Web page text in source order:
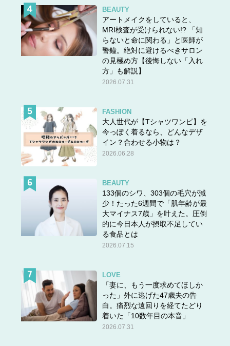
BEAUTY
アートメイクをしていると、
MRI検査が受けられない!? 「知
らないと命に関わる」と医師が
警鐘。絶対に避けるべきサロン
の見極め方【後悔しない「入れ
方」も解説】
2026.07.31
FASHION
大人世代が【Tシャツワンピ】を
今っぽく着るなら、どんなデザ
イン？合わせる小物は？
2026.06.28
BEAUTY
133個のシワ、303個の毛穴が減
少！たった6週間で「肌年齢が最
大マイナス7歳」を叶えた。圧倒
的に今日本人が摂取不足してい
る食品とは
2026.07.15
LOVE
「妻に、もう一度求めてほしか
った」外に逃げた47歳夫の告
白。痛烈な遠回りを経てたどり
着いた「10数年目の本音」
2026.07.31